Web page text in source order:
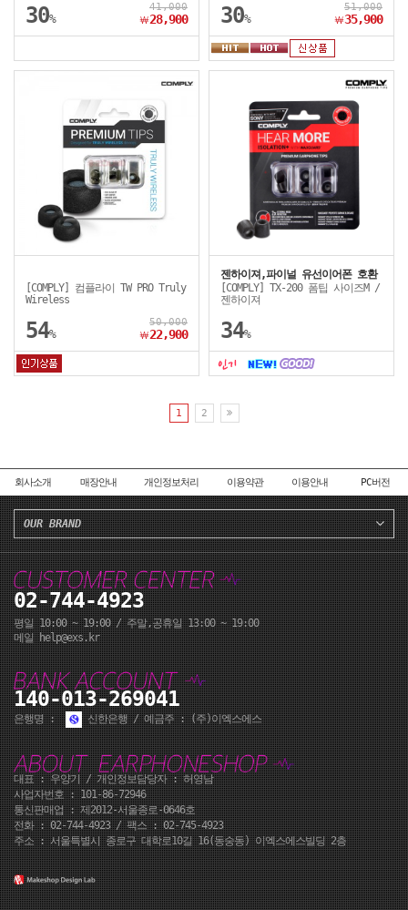
30%
41,000
￦28,900 30%
51,000
￦35,900
[COMPLY] 컴플라이 TW PRO Truly
Wireless
54%
50,000
￦22,900
젠하이져,파이널 유선이어폰 호환
[COMPLY] TX-200 폼팁 사이즈M /
젠하이져
34%
1 2
회사소개 매장안내 개인정보처리 이용약관 이용안내 PC버전
OUR BRAND
02-744-4923
평일 10:00 ~ 19:00 / 주말,공휴일 13:00 ~ 19:00
메일 help@exs.kr
140-013-269041
은행명 : 신한은행 / 예금주 : (주)이엑스에스
대표 : 우양기 / 개인정보담당자 : 허영남
사업자번호 : 101-86-72946
통신판매업 : 제2012-서울종로-0646호
전화 :02-744-4923/ 팩스 : 02-745-4923
주소 : 서울특별시 종로구 대학로10길 16(동숭동) 이엑스에스빌딩 2층